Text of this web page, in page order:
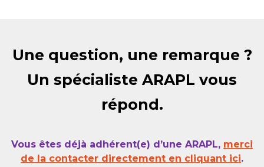
Une question, une remarque ?
Un spécialiste ARAPL vous
répond.
Vous êtes déjà adhérent(e) d’une ARAPL, merci
de la contacter directement en cliquant ici.